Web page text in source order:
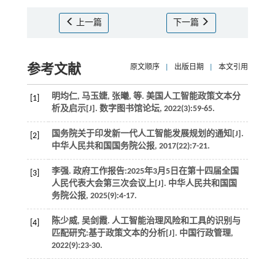
上一篇 下一篇
参考文献 原文顺序 出版日期 本文引用
[1] 明均仁, 马玉婕, 张曦, 等. 美国人工智能政策文本分
析及启示[J]. 数字图书馆论坛, 2022(3):59-65.
[2]
国务院关于印发新一代人工智能发展规划的通知[J].
中华人民共和国国务院公报, 2017(22):7-21.
[3]
李强. 政府工作报告:2025年3月5日在第十四届全国
人民代表大会第三次会议上[J]. 中华人民共和国国
务院公报, 2025(9):4-17.
[4]
陈少威, 吴剑霞. 人工智能治理风险和工具的识别与
匹配研究:基于政策文本的分析[J]. 中国行政管理,
2022(9):23-30.